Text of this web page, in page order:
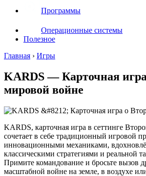
Программы
Операционные системы
Полезное
Главная › Игры
KARDS — Карточная
мировой войне
KARDS, карточная игра в сеттинге
сочетает в себе традиционный игровой
инновационными механиками,
классическими стратегиями и реальной
Примите командование и бросьте вызов
масштабной войне на земле, в воздухе